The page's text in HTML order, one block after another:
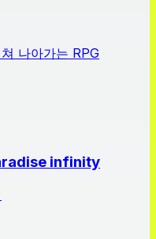
나아가는 RPG
infinity